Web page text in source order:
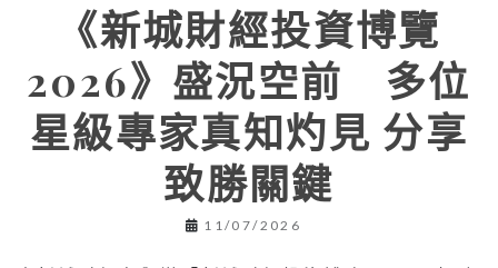
《新城財經投資博覽
2026》盛況空前 多位
星級專家真知灼見 分享
致勝關鍵
11/07/2026